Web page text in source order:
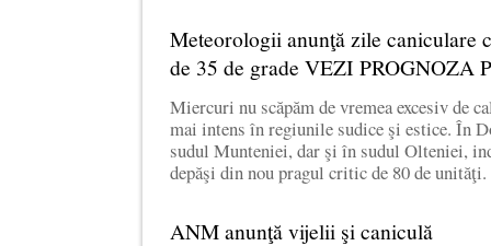
Meteorologii anunţă zile caniculare
de 35 de grade VEZI PROGNOZA
Miercuri nu scăpăm de vremea excesiv de
mai intens în regiunile sudice şi estice. În
sudul Munteniei, dar şi în sudul Olteniei,
depăşi din nou pragul critic de 80 de
ANM anunţă vijelii şi caniculă